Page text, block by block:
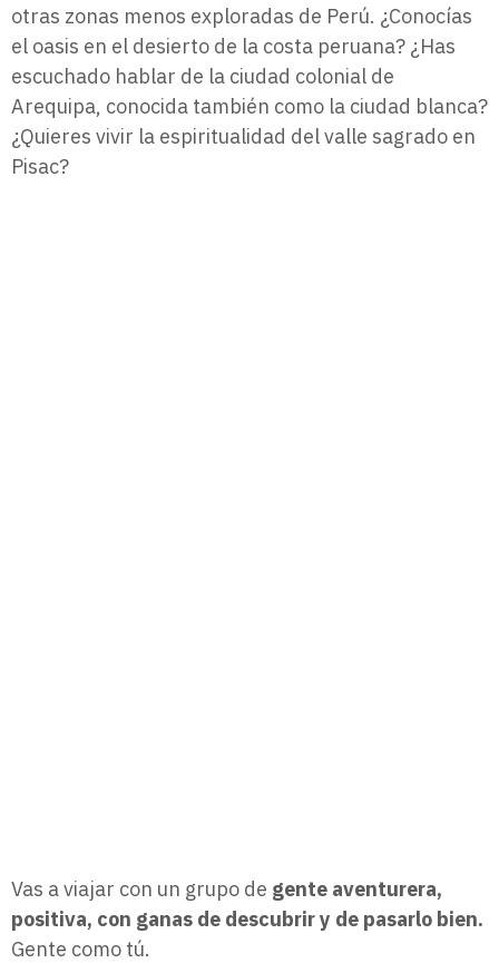
otras zonas menos exploradas de Perú. ¿Conocías
el oasis en el desierto de la costa peruana? ¿Has
escuchado hablar de la ciudad colonial de
Arequipa, conocida también como la ciudad blanca?
¿Quieres vivir la espiritualidad del valle sagrado en
Pisac?
Vas a viajar con un grupo de gente aventurera,
positiva, con ganas de descubrir y de pasarlo bien.
Gente como tú.